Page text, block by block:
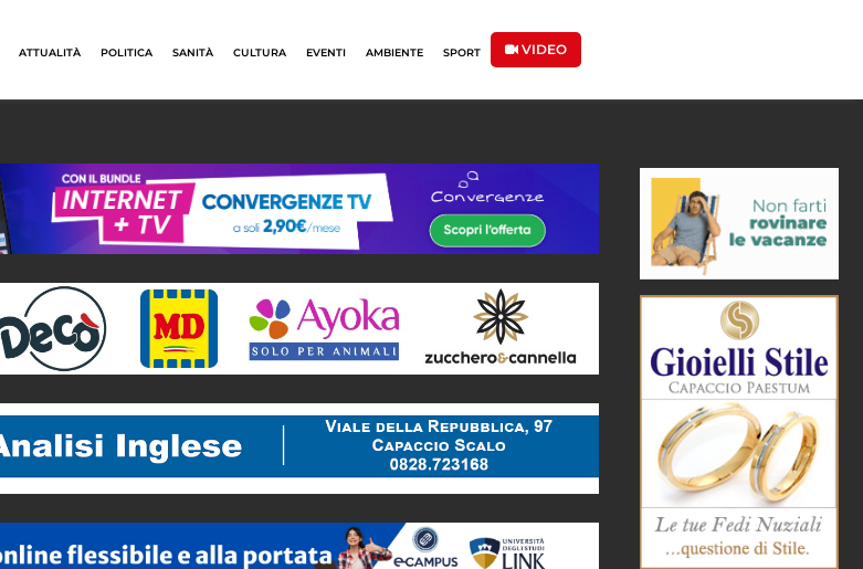
ATTUALITÀ POLITICA SANITÀ CULTURA EVENTI AMBIENTE SPORT VIDEO